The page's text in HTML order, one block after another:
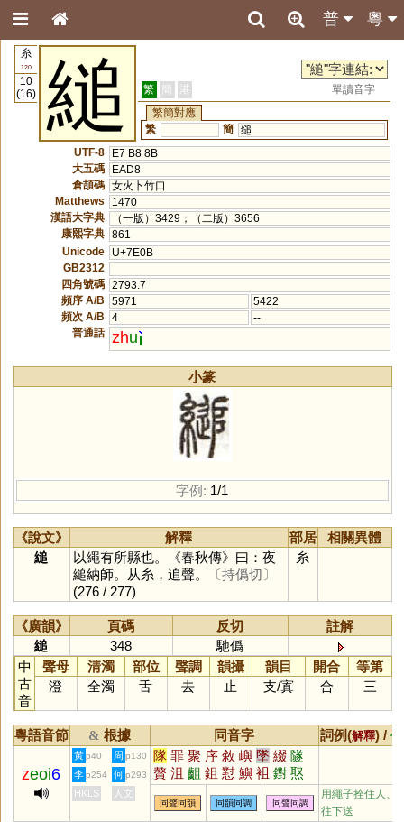
粵
普
糸
120
10
(16)
縋 繁 簡 港
單讀音字
繁簡對應
繁
簡 缒
UTF-8
E7 B8 8B
大五碼
EAD8
倉頡碼 女火卜竹口
Matthews
1470
漢語大字典
（一版）3429；（二版）3656
康熙字典 861
Unicode
U+7E0B
GB2312
四角號碼 2793.7
頻序 A/B
5971
5422
頻次 A/B
4
--
普通話 zhu
小篆
字例: 1/1
《說文》 解釋 部居
相關異體
縋
以繩有所縣也。《春秋傳》曰：夜
縋納師。从糸，追聲。
〔持僞切〕
(276 / 277)
糸
《廣韻》 頁碼 反切
註解
縋
348
馳僞
中
古
音
聲母 清濁 部位 聲調 韻攝 韻目 開合
等第
澄
全濁 舌 去 止 支/寘 合 三
粵語音節 & 根據 同音字 詞例(解釋) /
zeoi6
黃 p40 周 p130 隊 罪 聚 序 敘 嶼 墜 綴 隧
贅 沮 齟 鉏 懟 鱮 袓 鑆 焣
檌 娷 垿 沀 蕞 芧 藇 諈 硾
甀 膇 怚 漵
李 p254 何 p293
HKLS 人文
同聲同韻 同韻同調 同聲同調
用繩子拴住人、
往下送